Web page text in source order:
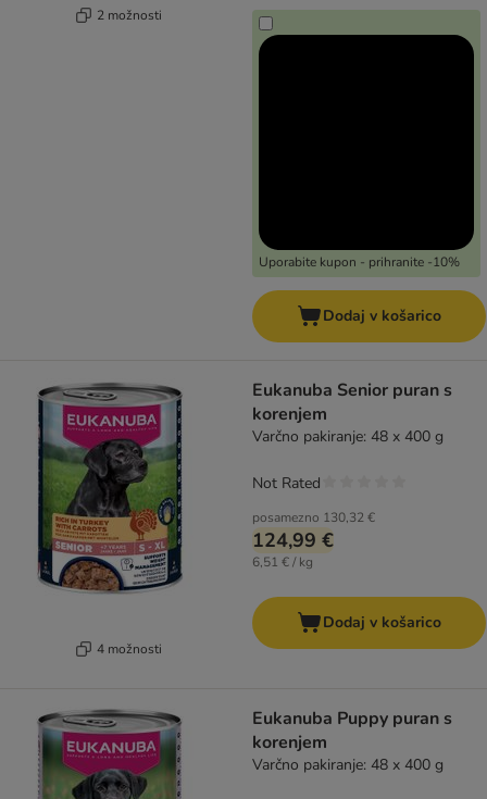
2 možnosti
Uporabite kupon - prihranite -10%
Dodaj v košarico
4 možnosti
Eukanuba Senior puran s
korenjem
Varčno pakiranje: 48 x 400 g
posamezno 130,32 €
124,99 €
6,51 € / kg
Not Rated
Dodaj v košarico
Eukanuba Puppy puran s
korenjem
Varčno pakiranje: 48 x 400 g